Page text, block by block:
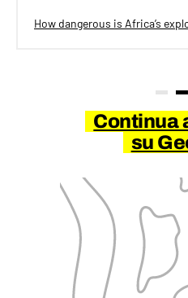
How dangerous is Africa’s
Continua
su